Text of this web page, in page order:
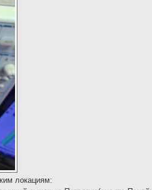
локациям: